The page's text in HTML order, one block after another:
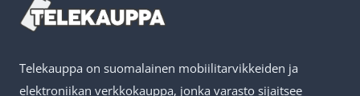
OHJEET
Telekauppa on suomalainen mobiilitarvikkeiden ja
elektroniikan verkkokauppa, jonka varasto sijaitsee